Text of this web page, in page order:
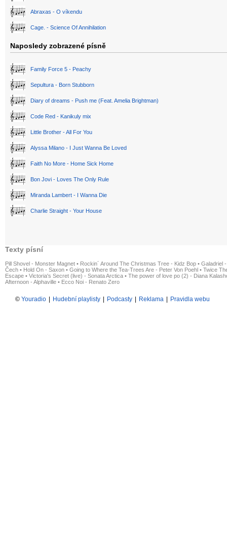
Abraxas - O víkendu
Cage. - Science Of Annihilation
Naposledy zobrazené písně
Family Force 5 - Peachy
Sepultura - Born Stubborn
Diary of dreams - Push me (Feat. Amelia Brightman)
Code Red - Kanikuly mix
Little Brother - All For You
Alyssa Milano - I Just Wanna Be Loved
Faith No More - Home Sick Home
Bon Jovi - Loves The Only Rule
Miranda Lambert - I Wanna Die
Charlie Straight - Your House
Texty písní
Pill Shovel - Monster Magnet • Rockin´ Around The Christmas Tree - Kidz Bop • Galadriel
Čech • Hold On - Saxon • Going to Where the Tea-Trees Are - Peter Von Poehl • Twice
Escape • Victoria's Secret (live) - Sonata Arctica • The power of love po (2) - Diana
Afternoon - Alphaville • Ecco Noi - Renato Zero
© Youradio Hudební playlisty Podcasty Reklama Pravidla webu